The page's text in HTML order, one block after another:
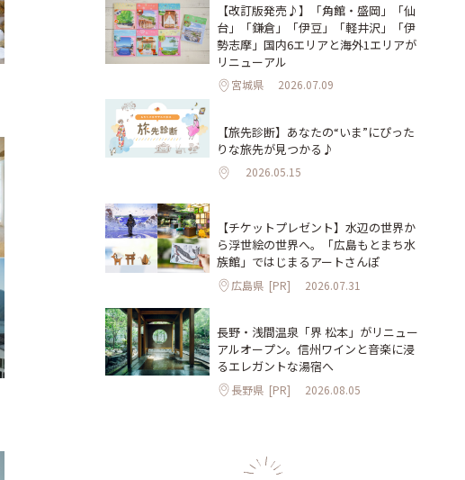
【改訂版発売♪】「角館・盛岡」「仙
台」「鎌倉」「伊豆」「軽井沢」「伊
勢志摩」国内6エリアと海外1エリアが
リニューアル
宮城県 2026.07.09
【旅先診断】あなたの“いま”にぴった
りな旅先が見つかる♪
2026.05.15
【チケットプレゼント】水辺の世界か
ら浮世絵の世界へ。「広島もとまち水
族館」ではじまるアートさんぽ
広島県 [PR] 2026.07.31
長野・浅間温泉「界 松本」がリニュー
アルオープン。信州ワインと音楽に浸
るエレガントな湯宿へ
長野県 [PR] 2026.08.05